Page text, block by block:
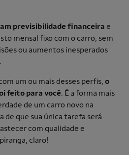
previsibilidade financeira e
mensal fixo com o carro, sem
ou aumentos inesperados
um ou mais desses perfis, o
feito para você. É a forma mais
de um carro novo na
de que sua única tarefa será
com qualidade e
claro!